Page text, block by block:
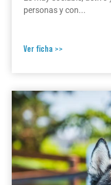
personas y con...
Ver ficha >>